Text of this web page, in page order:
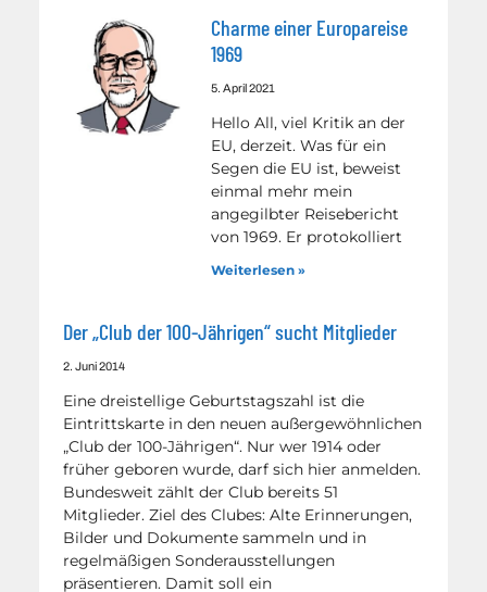
Charme einer Europareise
1969
5. April 2021
Hello All, viel Kritik an der
EU, derzeit. Was für ein
Segen die EU ist, beweist
einmal mehr mein
angegilbter Reisebericht
von 1969. Er protokolliert
Weiterlesen »
Der „Club der 100-Jährigen“ sucht Mitglieder
2. Juni 2014
Eine dreistellige Geburtstagszahl ist die
Eintrittskarte in den neuen außergewöhnlichen
„Club der 100-Jährigen“. Nur wer 1914 oder
früher geboren wurde, darf sich hier anmelden.
Bundesweit zählt der Club bereits 51
Mitglieder. Ziel des Clubes: Alte Erinnerungen,
Bilder und Dokumente sammeln und in
regelmäßigen Sonderausstellungen
präsentieren. Damit soll ein